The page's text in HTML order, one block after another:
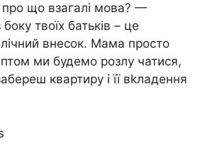
що взагалі мова? —
твоїх батьків – це
внесок. Мама просто
ми будемо розлу чатися,
квартиру і її вkладення